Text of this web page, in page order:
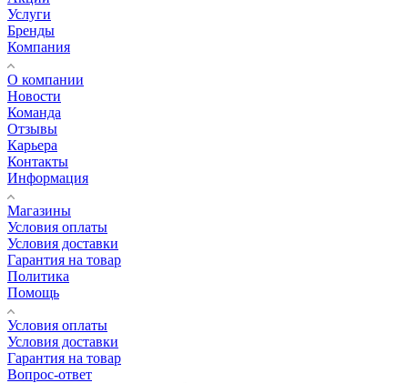
Услуги
Бренды
Компания
О компании
Новости
Команда
Отзывы
Карьера
Контакты
Информация
Магазины
Условия оплаты
Условия доставки
Гарантия на товар
Политика
Помощь
Условия оплаты
Условия доставки
Гарантия на товар
Вопрос-ответ